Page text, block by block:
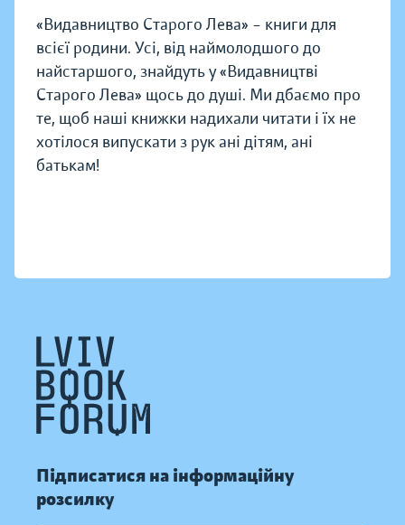
«Видавництво Старого Лева» – книги для
всієї родини. Усі, від наймолодшого до
найстаршого, знайдуть у «Видавництві
Старого Лева» щось до душі. Ми дбаємо про
те, щоб наші книжки надихали читати і їх не
хотілося випускати з рук ані дітям, ані
батькам!
Підписатися на інформаційну
розсилку